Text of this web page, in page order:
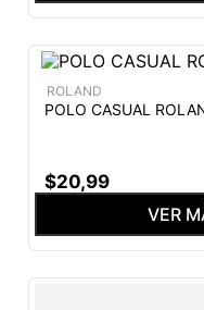
ROLAND
POLO CASUAL
$20,99
VER